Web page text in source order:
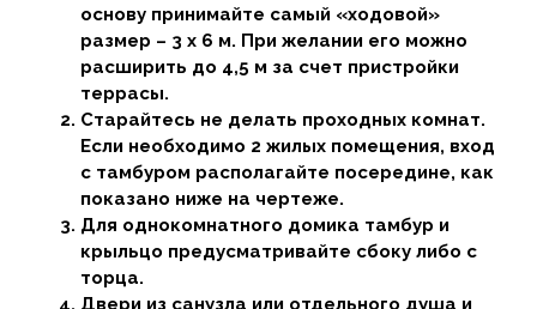
основу принимайте самый «ходовой»
размер – 3 х 6 м. При желании его можно
расширить до 4,5 м за счет пристройки
террасы.
Старайтесь не делать проходных комнат.
Если необходимо 2 жилых помещения, вход
с тамбуром располагайте посередине, как
показано ниже на чертеже.
Для однокомнатного домика тамбур и
крыльцо предусматривайте сбоку либо с
торца.
Двери из санузла или отдельного душа и